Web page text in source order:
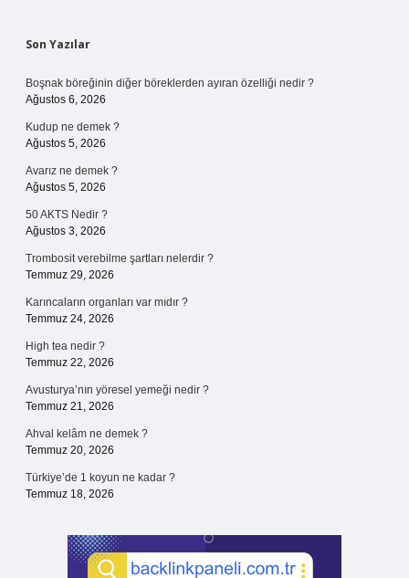
Sidebar
Son Yazılar
Boşnak böreğinin diğer böreklerden ayıran özelliği nedir ?
Ağustos 6, 2026
Kudup ne demek ?
Ağustos 5, 2026
Avarız ne demek ?
Ağustos 5, 2026
50 AKTS Nedir ?
Ağustos 3, 2026
Trombosit verebilme şartları nelerdir ?
Temmuz 29, 2026
Karıncaların organları var mıdır ?
Temmuz 24, 2026
High tea nedir ?
Temmuz 22, 2026
Avusturya’nın yöresel yemeği nedir ?
Temmuz 21, 2026
Ahval kelâm ne demek ?
Temmuz 20, 2026
Türkiye’de 1 koyun ne kadar ?
Temmuz 18, 2026